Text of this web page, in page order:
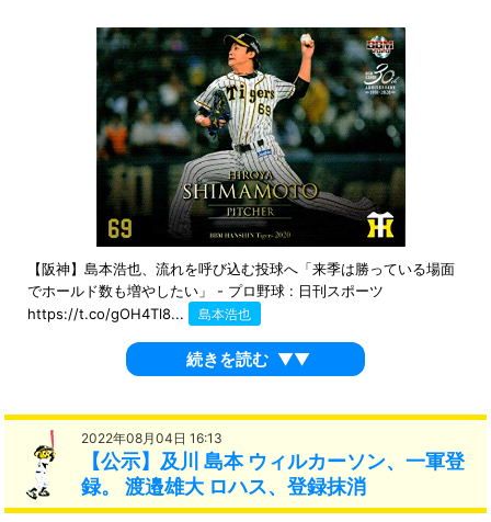
【阪神】島本浩也、流れを呼び込む投球へ「来季は勝っている場面
でホールド数も増やしたい」 - プロ野球 : 日刊スポーツ
https://t.co/gOH4Tl8...
島本浩也
続きを読む ▼▼
2022年08月04日 16:13
【公示】及川 島本 ウィルカーソン、一軍登
録。 渡邉雄大 ロハス、登録抹消